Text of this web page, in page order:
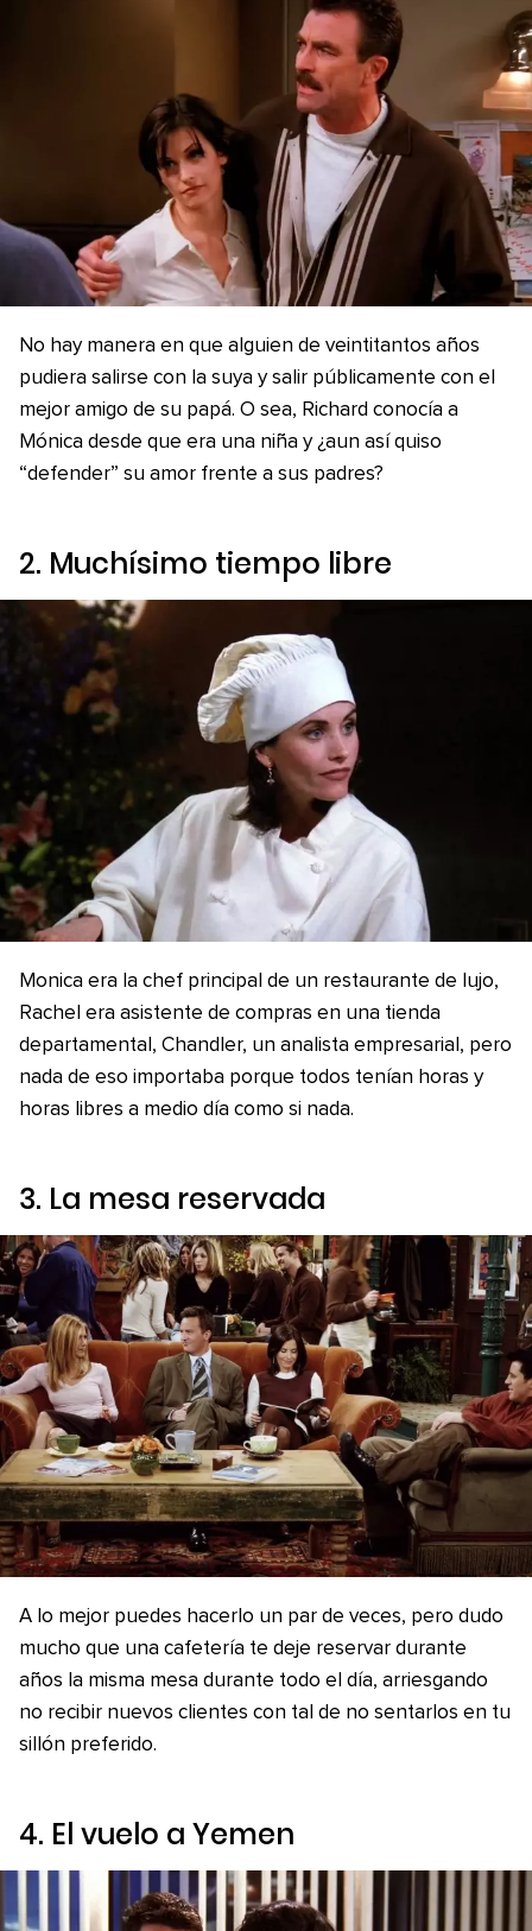
No hay manera en que alguien de veintitantos años
pudiera salirse con la suya y salir públicamente con el
mejor amigo de su papá. O sea, Richard conocía a
Mónica desde que era una niña y ¿aun así quiso
“defender” su amor frente a sus padres?
2. Muchísimo tiempo libre
Monica era la chef principal de un restaurante de lujo,
Rachel era asistente de compras en una tienda
departamental, Chandler, un analista empresarial, pero
nada de eso importaba porque todos tenían horas y
horas libres a medio día como si nada.
3. La mesa reservada
A lo mejor puedes hacerlo un par de veces, pero dudo
mucho que una cafetería te deje reservar durante
años la misma mesa durante todo el día, arriesgando
no recibir nuevos clientes con tal de no sentarlos en tu
sillón preferido.
4. El vuelo a Yemen